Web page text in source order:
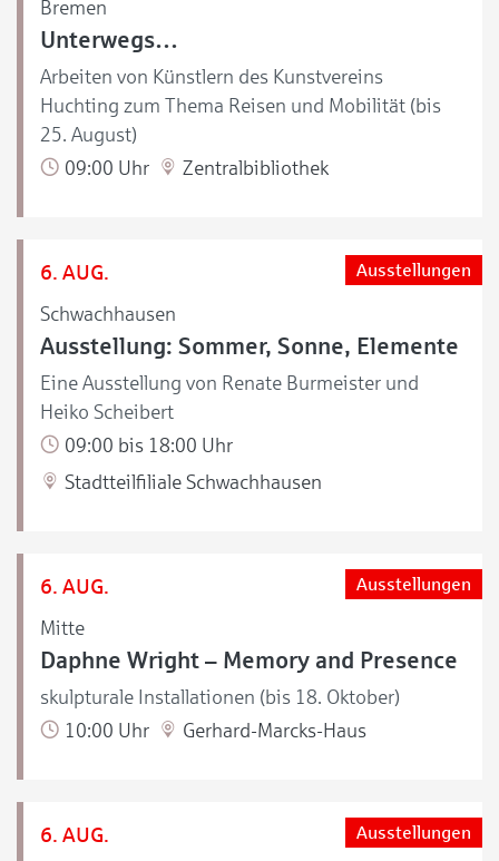
Bremen
Unterwegs…
Arbeiten von Künstlern des Kunstvereins
Huchting zum Thema Reisen und Mobilität (bis
25. August)
09:00 Uhr
Zentralbibliothek
6. AUG.
Schwachhausen
Ausstellungen
Ausstellung: Sommer, Sonne, Elemente
Eine Ausstellung von Renate Burmeister und
Heiko Scheibert
09:00 bis 18:00 Uhr
Stadtteilfiliale Schwachhausen
6. AUG.
Mitte
Ausstellungen
Daphne Wright – Memory and Presence
skulpturale Installationen (bis 18. Oktober)
10:00 Uhr
Gerhard-Marcks-Haus
6. AUG. Ausstellungen